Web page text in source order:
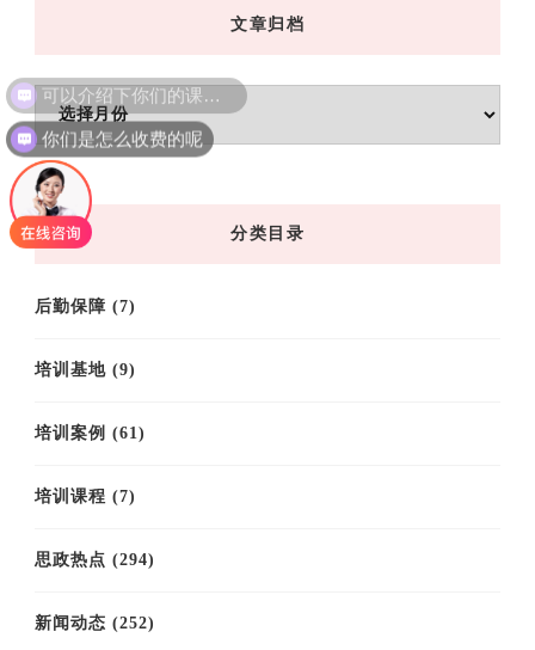
文章归档
文
章
归
档
分类目录
后勤保障 (7)
培训基地 (9)
培训案例 (61)
培训课程 (7)
思政热点 (294)
新闻动态 (252)
可以介绍下你们的课程吗？
你们是怎么收费的呢